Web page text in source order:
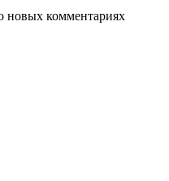
новых комментариях